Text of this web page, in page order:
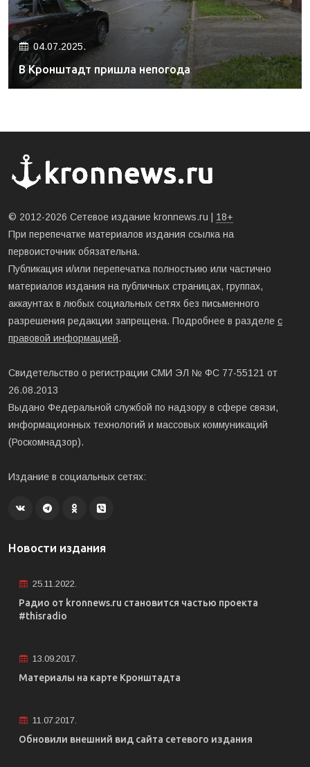
04.07.2025.
В Кронштадт пришла непогода
© 2012-2026 Сетевое издание kronnews.ru | 18+
При перепечатке материалов издания ссылка на
первоисточник обязательна.
Публикация и/или перепечатка полностьию или частично
материалов издания на публичных страницах, группах,
аккаунтах в любых социальных сетях без письменного
разрешения редакции запрещена. Подробнее в разделе с
правовой информацией.
Свидетельство о регистрации СМИ ЭЛ № ФС 77-55121 от
26.08.2013
Выдано Федеральной службой по надзору в сфере связи,
информационных технологий и массовых коммуникаций
(Роскомнадзор).
Издание в социальных сетях:
Новости издания
25.11.2022.
Радио от kronnews.ru становится частью проекта
#thisradio
13.09.2017.
Материалы на карте Кронштадта
11.07.2017.
Обновили внешний вид сайта сетевого издания